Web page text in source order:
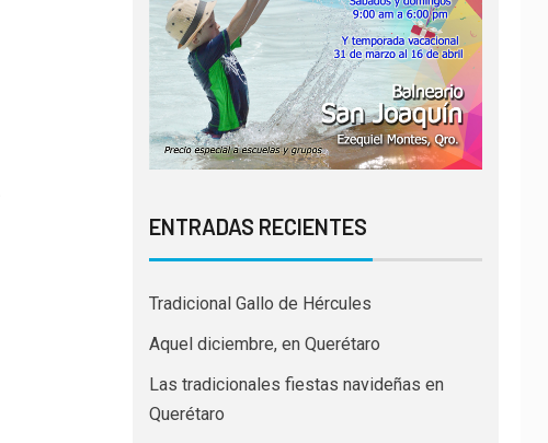
ENTRADAS RECIENTES
Tradicional Gallo de Hércules
Aquel diciembre, en Querétaro
Las tradicionales fiestas navideñas en
Querétaro